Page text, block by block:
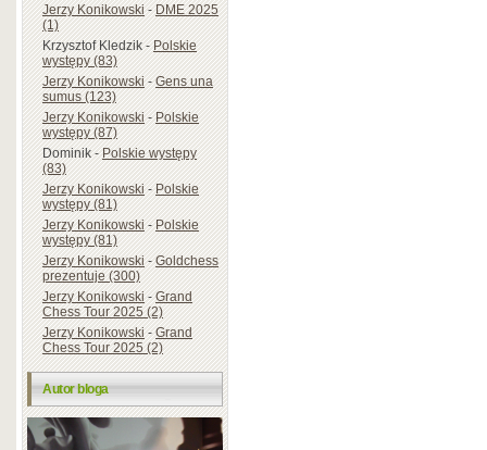
Jerzy Konikowski-DME 2025
(1)
Krzysztof Kledzik-Polskie
występy (83)
Jerzy Konikowski-Gens una
sumus (123)
Jerzy Konikowski-Polskie
występy (87)
Dominik-Polskie występy
(83)
Jerzy Konikowski-Polskie
występy (81)
Jerzy Konikowski-Polskie
występy (81)
Jerzy Konikowski-Goldchess
prezentuje (300)
Jerzy Konikowski-Grand
Chess Tour 2025 (2)
Jerzy Konikowski-Grand
Chess Tour 2025 (2)
Autor bloga